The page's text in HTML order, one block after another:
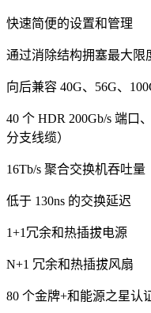
快速简便的设置和管理
通过消除结构拥塞最大限
向后兼容 40G、56G、
40 个 HDR 200Gb/s 端口
分支线缆）
16Tb/s 聚合交换机吞吐量
低于 130ns 的交换延迟
1+1冗余和热插拔电源
N+1 冗余和热插拔风扇
80 个金牌+和能源之星认